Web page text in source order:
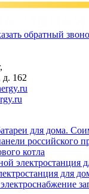
обратный
д. 162
для дома.
российского
котла
электростанция
для